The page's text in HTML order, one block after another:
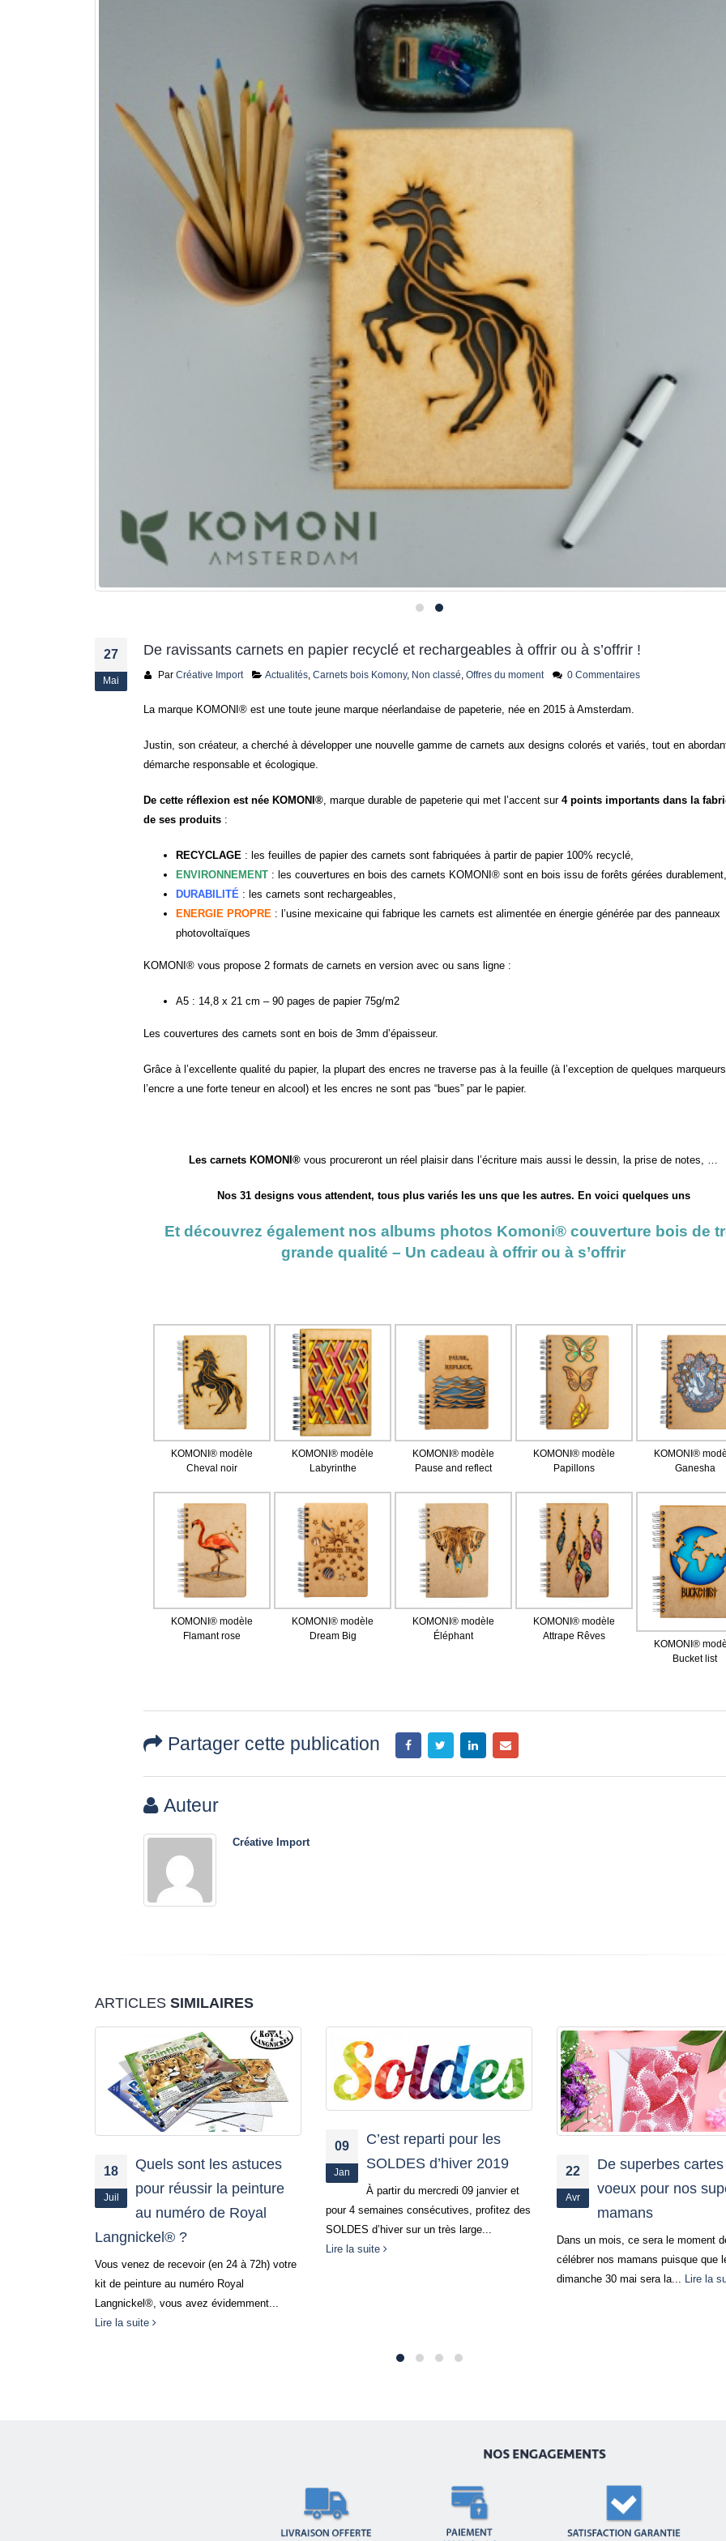
27
Mai
De ravissants carnets en papier recyclé et rechargeables à offrir ou à s’offrir !
Par Créative Import Actualités ,Carnets bois Komony, Non classé ,Offres du moment 0 Commentaires
La marque KOMONI® est une toute jeune marque néerlandaise de papeterie, née en 2015 à Amsterdam.
Justin, son créateur, a cherché à développer une nouvelle gamme de carnets aux designs colorés et variés, tout en
démarche responsable et écologique.
De cette réflexion est née KOMONI®, marque durable de papeterie qui met l’accent sur 4 points importants dans la
de ses produits :
RECYCLAGE : les feuilles de papier des carnets sont fabriquées à partir de papier 100% recyclé,
ENVIRONNEMENT : les couvertures en bois des carnets KOMONI® sont en bois issu de forêts gérées durablement,
DURABILITÉ : les carnets sont rechargeables,
ENERGIE PROPRE : l’usine mexicaine qui fabrique les carnets est alimentée en énergie générée par des panneaux
photovoltaïques
KOMONI® vous propose 2 formats de carnets en version avec ou sans ligne :
A5 : 14,8 x 21 cm – 90 pages de papier 75g/m2
Les couvertures des carnets sont en bois de 3mm d’épaisseur.
Grâce à l’excellente qualité du papier, la plupart des encres ne traverse pas à la feuille (à l’exception de quelques
l’encre a une forte teneur en alcool) et les encres ne sont pas “bues” par le papier.
Les carnets KOMONI® vous procureront un réel plaisir dans l’écriture mais aussi le dessin, la prise de notes, …
Nos 31 designs vous attendent, tous plus variés les uns que les autres. En voici quelques uns
Et découvrez également nos albums photos Komoni® couverture bois de
grande qualité – Un cadeau à offrir ou à s’offrir
KOMONI® modèle
Cheval noir
KOMONI® modèle
Labyrinthe
KOMONI® modèle
Pause and reflect
KOMONI® modèle
Papillons
KOMONI®
Ganesha
KOMONI® modèle
Flamant rose
KOMONI® modèle
Dream Big
KOMONI® modèle
Éléphant
KOMONI® modèle
Attrape Rêves
KOMONI®
Bucket list
Partager cette publication
Auteur
Créative Import
ARTICLES SIMILAIRES
18
Juil
Quels sont les astuces
pour réussir la peinture
au numéro de Royal
Langnickel® ?
Vous venez de recevoir (en 24 à 72h) votre
kit de peinture au numéro Royal
Langnickel®, vous avez évidemment...
Lire la suite
09
Jan
C’est reparti pour les
SOLDES d’hiver 2019
À partir du mercredi 09 janvier et
pour 4 semaines consécutives, profitez des
SOLDES d’hiver sur un très large...
Lire la suite
22
Avr
De superbes
voeux pour nos
mamans
Dans un mois, ce sera le moment
célébrer nos mamans puisque que
dimanche 30 mai sera la... Lire la
Nouveautés CARTONIC® : la
gamme des Trios
28 mai 2026
De ravissants carnets en papier
recyclé et rechargeables à offrir
ou à s’offrir !
-25% sur tout le site pour
préparer la fête des Mères
15 mai 2026
-20% jusqu’au 30 septembre
avec les French Days
-25% sur tout le site pour
préparer la fête des
Mères
15 mai 2026